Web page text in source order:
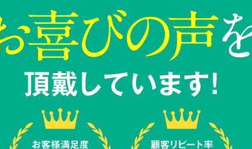
頂戴しています!